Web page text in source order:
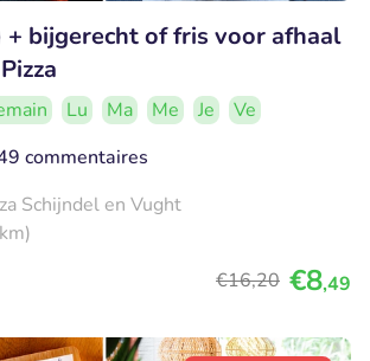
+ bijgerecht of fris voor afhaal
Lu Ma Me Je
Ve
commentaires
Schijndel en Vught
€16,20 €8,49